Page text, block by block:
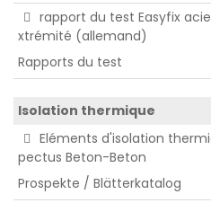
rapport du test Easyfix
xtrémité (allemand)
Rapports du test
Isolation thermique
Eléments d'isolation
pectus Beton-Beton
Prospekte / Blätterkatalog